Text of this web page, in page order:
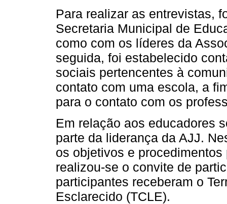
Para realizar as entrevistas,
Secretaria Municipal de
como com os líderes da
seguida, foi estabelecido
sociais pertencentes à
contato com uma escola, a
para o contato com os
Em relação aos educadores
parte da liderança da AJJ.
os objetivos e
realizou-se o convite de
participantes receberam o
Esclarecido (TCLE).